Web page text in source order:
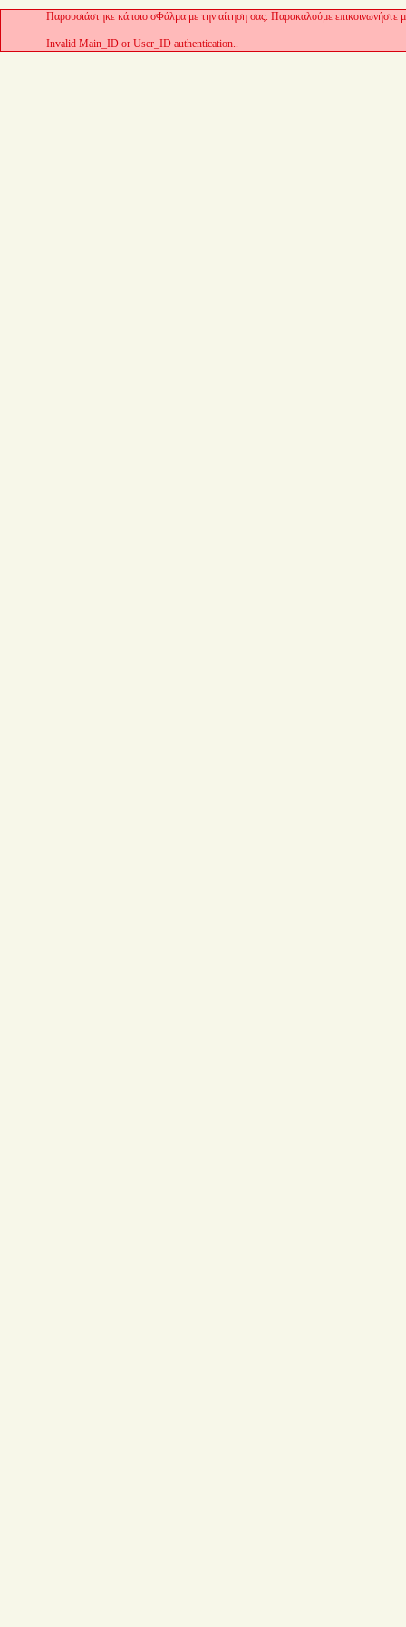
Παρουσιάστηκε κάποιο σΦάλμα με την αίτηση σας. Παρακαλούμε επικοινωνήστε
Invalid Main_ID or User_ID authentication..